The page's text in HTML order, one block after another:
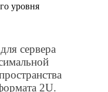
уровня
сервера
2U.